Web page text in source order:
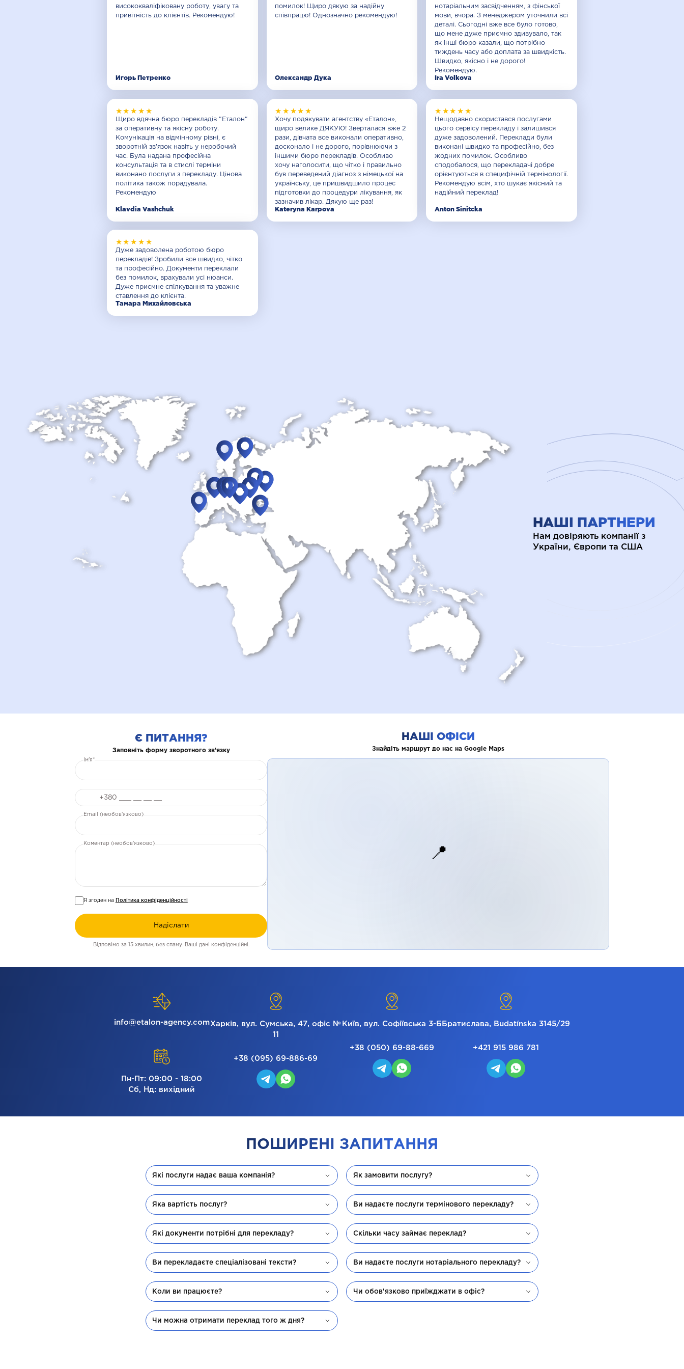
Співпраця та вакансії
висококваліфіковану роботу, увагу та
привітність до клієнтів. Рекомендую!
Игорь Петренко
помилок! Щиро дякую за надійну
співпрацю! Однозначно рекомендую!
Олександр Дука
нотаріальним засвідченням, з фінської
мови, вчора. З менеджером уточнили всі
деталі. Сьогодні вже все було готово,
що мене дуже приємно здивувало, так
як інші бюро казали, що потрібно
тиждень часу або доплата за швидкість.
Швидко, якісно і не дорого!
Рекомендую.
Ira Volkova
★★★★★
Щиро вдячна бюро перекладів "Еталон"
за оперативну та якісну роботу.
Комунікація на відмінному рівні, є
зворотній зв'язок навіть у неробочий
час. Була надана професійна
консультація та в стислі терміни
виконано послуги з перекладу. Цінова
політика також порадувала.
Рекомендую
Klavdia Vashchuk
★★★★★
Хочу подякувати агентству «Еталон»,
щиро велике ДЯКУЮ! Зверталася вже 2
рази, дівчата все виконали оперативно,
досконало і не дорого, порівнюючи з
іншими бюро перекладів. Особливо
хочу наголосити, що чітко і правильно
був переведений діагноз з німецької на
українську, це пришвидшило процес
підготовки до процедури лікування, як
зазначив лікар. Дякую ще раз!
Kateryna Karpova
★★★★★
Нещодавно скористався послугами
цього сервісу перекладу і залишився
дуже задоволений. Переклади були
виконані швидко та професійно, без
жодних помилок. Особливо
сподобалося, що перекладачі добре
орієнтуються в специфічній термінології.
Рекомендую всім, хто шукає якісний та
надійний переклад!
Anton Sinitcka
★★★★★
Дуже задоволена роботою бюро
перекладів! Зробили все швидко, чітко
та професійно. Документи переклали
без помилок, врахували усі нюанси.
Дуже приємне спілкування та уважне
ставлення до клієнта.
Тамара Михайловська
НАШІ ПАРТНЕРИ
Нам довіряють компанії з
України, Європи та США
Є ПИТАННЯ?
Заповніть форму зворотного зв'язку
Ім'я*
Телефон
Email (необов'язково)
Коментар (необов'язково)
Я згоден на Політика конфіденційності
Надіслати
Відповімо за 15 хвилин, без спаму. Ваші дані конфіденційні.
НАШІ ОФІСИ
Знайдіть маршрут до нас на Google Maps
📍
info@etalon-agency.com
Пн-Пт: 09:00 - 18:00
Сб, Нд: вихідний
Харків, вул. Сумська, 47, офіс №
11
+38 (095) 69-886-69
Київ, вул. Софіївська 3-Б
+38 (050) 69-88-669
Братислава, Budatínska 3145/29
+421 915 986 781
ПОШИРЕНІ ЗАПИТАННЯ
Які послуги надає ваша компанія? Як замовити послугу?
Яка вартість послуг? Ви надаєте послуги термінового перекладу?
Які документи потрібні для перекладу? Скільки часу займає переклад?
Ви перекладаєте спеціалізовані тексти? Ви надаєте послуги нотаріального перекладу?
Коли ви працюєте? Чи обов'язково приїжджати в офіс?
Чи можна отримати переклад того ж дня?